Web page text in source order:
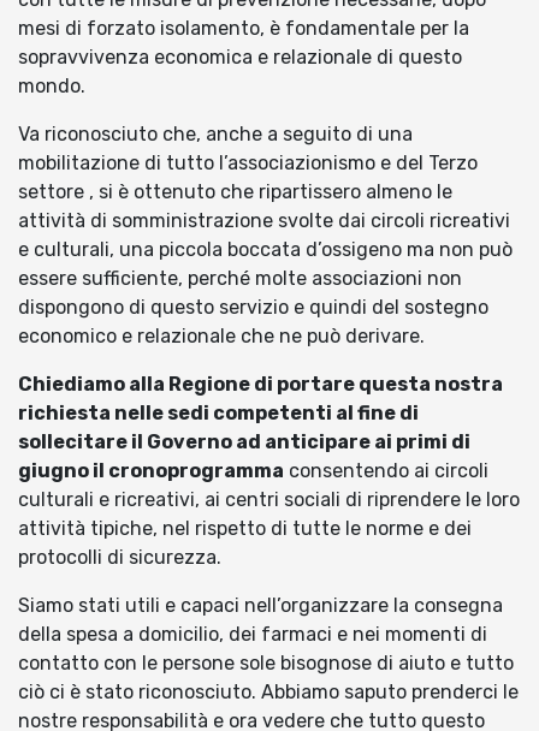
mesi di forzato isolamento, è fondamentale per la
sopravvivenza economica e relazionale di questo
mondo.
Va riconosciuto che, anche a seguito di una
mobilitazione di tutto l’associazionismo e del Terzo
settore , si è ottenuto che ripartissero almeno le
attività di somministrazione svolte dai circoli ricreativi
e culturali, una piccola boccata d’ossigeno ma non può
essere sufficiente, perché molte associazioni non
dispongono di questo servizio e quindi del sostegno
economico e relazionale che ne può derivare.
Chiediamo alla Regione di portare questa nostra
richiesta nelle sedi competenti al fine di
sollecitare il Governo ad anticipare ai primi di
giugno il cronoprogramma consentendo ai circoli
culturali e ricreativi, ai centri sociali di riprendere le loro
attività tipiche, nel rispetto di tutte le norme e dei
protocolli di sicurezza.
Siamo stati utili e capaci nell’organizzare la consegna
della spesa a domicilio, dei farmaci e nei momenti di
contatto con le persone sole bisognose di aiuto e tutto
ciò ci è stato riconosciuto. Abbiamo saputo prenderci le
nostre responsabilità e ora vedere che tutto questo